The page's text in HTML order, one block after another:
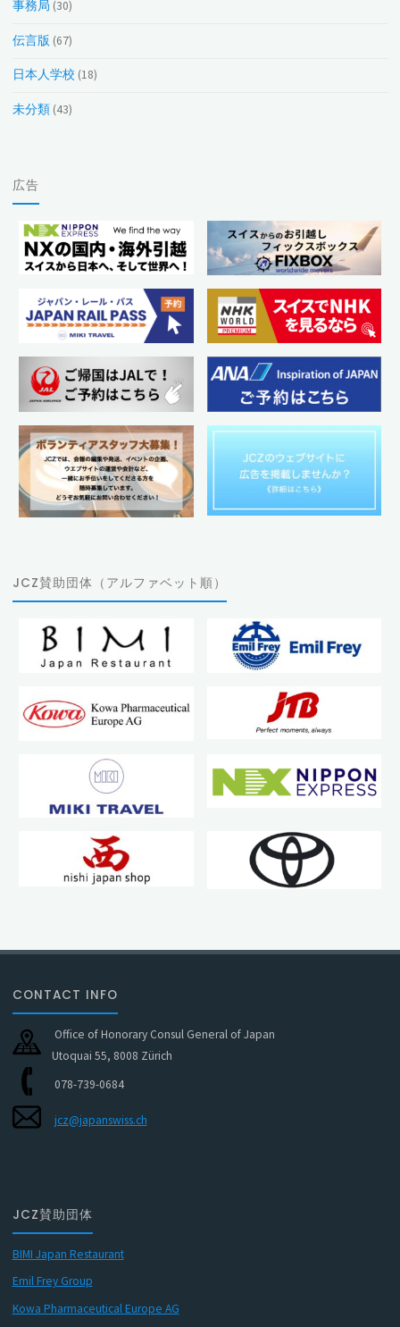
事務局 (30)
伝言版 (67)
日本人学校 (18)
未分類(43)
広告
JCZ賛助団体（アルファベット順）
CONTACT INFO
Office of Honorary Consul General of Japan
Utoquai 55, 8008 Zürich
078-739-0684
jcz@japanswiss.ch
JCZ賛助団体
BIMI Japan Restaurant
Emil Frey Group
Kowa Pharmaceutical Europe AG